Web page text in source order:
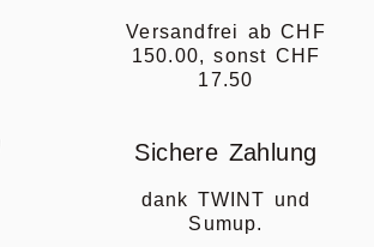
Versandfrei ab CHF
150.00, sonst CHF
17.50
Sichere Zahlung
dank TWINT und
Sumup.